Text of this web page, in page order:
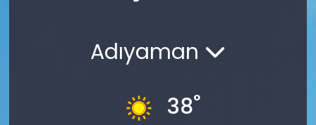
Adıyaman
38°
Teknoloji